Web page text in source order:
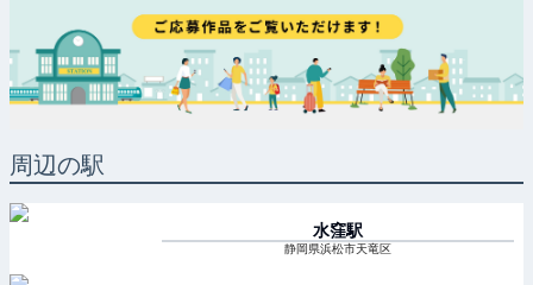
周辺の駅
水窪駅
静岡県浜松市天竜区